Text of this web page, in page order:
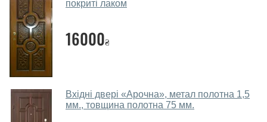
Так, робимо. Наші фахівці можуть зробити замір та
консультацію на виїзді. Кожен співробітник має із
собою каталоги кольорів та візерунків. Після виміру та
консультації Ви можете оформити заявку, не
відвідуючи наш офіс.
Виклик замірника-консультанта коштує 450 грн.
покриті лаком
16000₴
Вхідні двері «Арочна», метал полотна 1,5
мм., товщина полотна 75 мм.